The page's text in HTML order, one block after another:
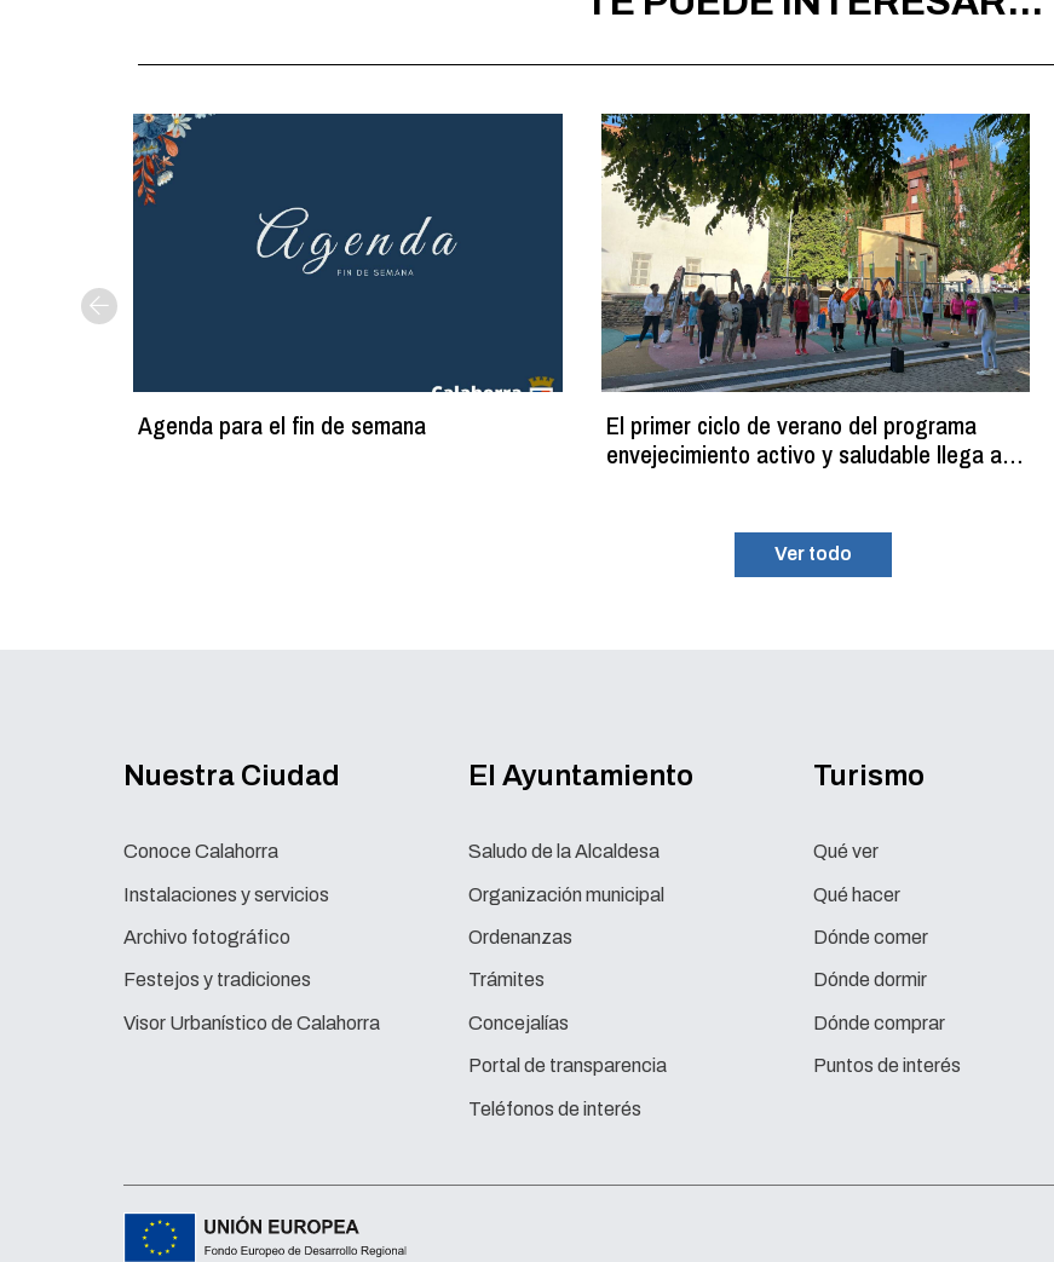
Agenda para el fin de semana
El primer ciclo de verano del programa
envejecimiento activo y saludable llega a
Ver todo
Nuestra Ciudad
Conoce Calahorra
Instalaciones y servicios
Archivo fotográfico
Festejos y tradiciones
Visor Urbanístico de Calahorra
El Ayuntamiento
Saludo de la Alcaldesa
Organización municipal
Ordenanzas
Trámites
Concejalías
Portal de transparencia
Teléfonos de interés
Turismo
Qué ver
Qué hacer
Dónde comer
Dónde dormir
Dónde comprar
Puntos de interés